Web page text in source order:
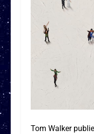
Tom Walker